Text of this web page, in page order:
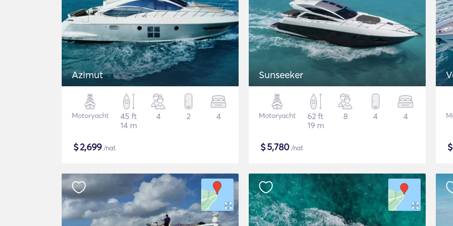
Azimut
Motoryacht
45 ft
14 m
4 2 4
$2,699/nat
Sunseeker
Motoryacht
62 ft
19 m
8 4 4
$5,780 /nat